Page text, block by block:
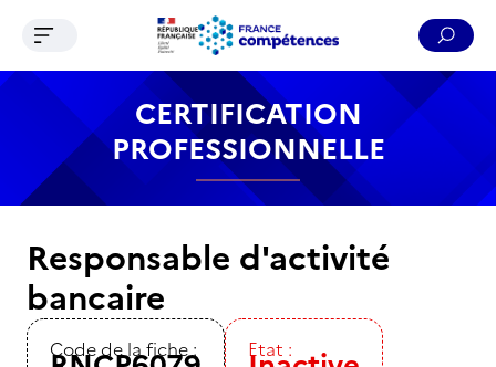
Contenu Recherche Menu Pied de page
Ouvrir le menu de navigation
CERTIFICATION
PROFESSIONNELLE
Responsable d'activité
bancaire
Code de la fiche : Etat :